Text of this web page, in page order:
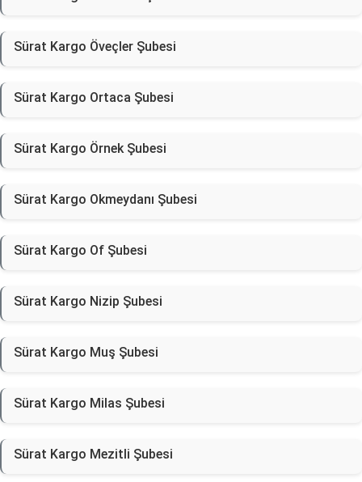
Sürat Kargo Öveçler Şubesi
Sürat Kargo Ortaca Şubesi
Sürat Kargo Örnek Şubesi
Sürat Kargo Okmeydanı Şubesi
Sürat Kargo Of Şubesi
Sürat Kargo Nizip Şubesi
Sürat Kargo Muş Şubesi
Sürat Kargo Milas Şubesi
Sürat Kargo Mezitli Şubesi